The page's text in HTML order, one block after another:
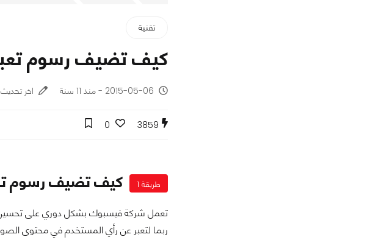
تقنية
كيف تضيف رسوم
2015-05-06 - منذ 11 سنة اخر تحديث -
3859
0
طريقة 1 كيف تضيف رسوم
تعمل شركة فيسبوك بشكل دوري على تحسين
ربما لتعبر عن رأي المستخدم في محتوى